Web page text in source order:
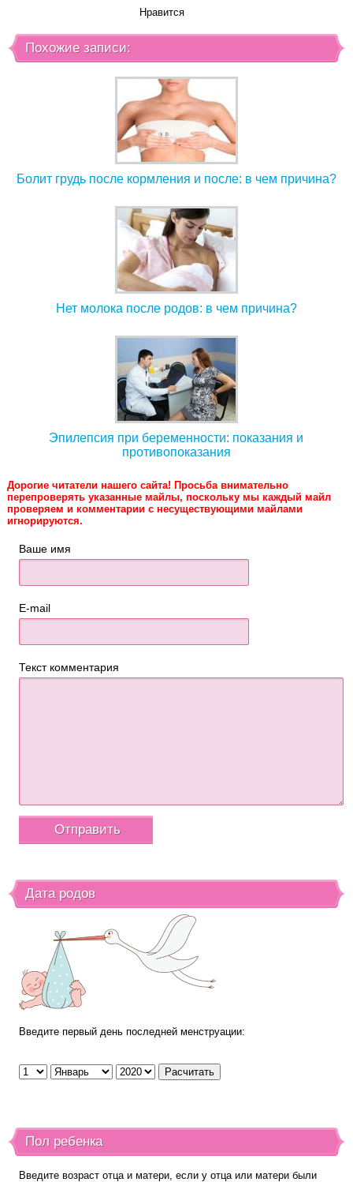
Нравится
Похожие записи:
Болит грудь после кормления и после: в чем причина?
Нет молока после родов: в чем причина?
Эпилепсия при беременности: показания и
противопоказания
Дорогие читатели нашего сайта! Просьба внимательно
перепроверять указанные майлы, поскольку мы каждый майл
проверяем и комментарии с несуществующими майлами
игнорируются.
Ваше имя
E-mail
Текст комментария
Дата родов
Введите первый день последней менструации:
Пол ребенка
Введите возраст отца и матери, если у отца или матери были